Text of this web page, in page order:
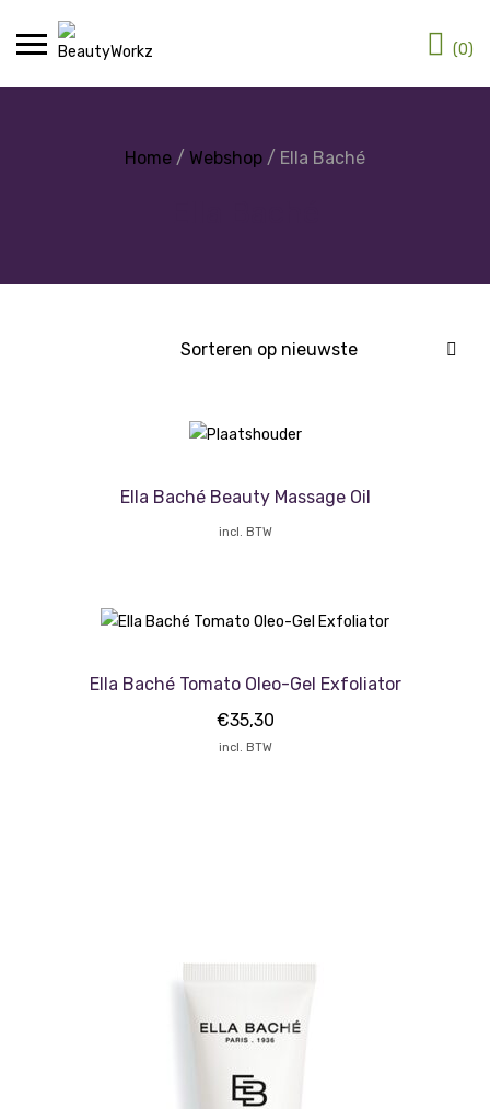
(0)
Home / Webshop / Ella Baché
Ella Baché Beauty Massage Oil
incl. BTW
Ella Baché Tomato Oleo-Gel Exfoliator
€35,30
incl. BTW